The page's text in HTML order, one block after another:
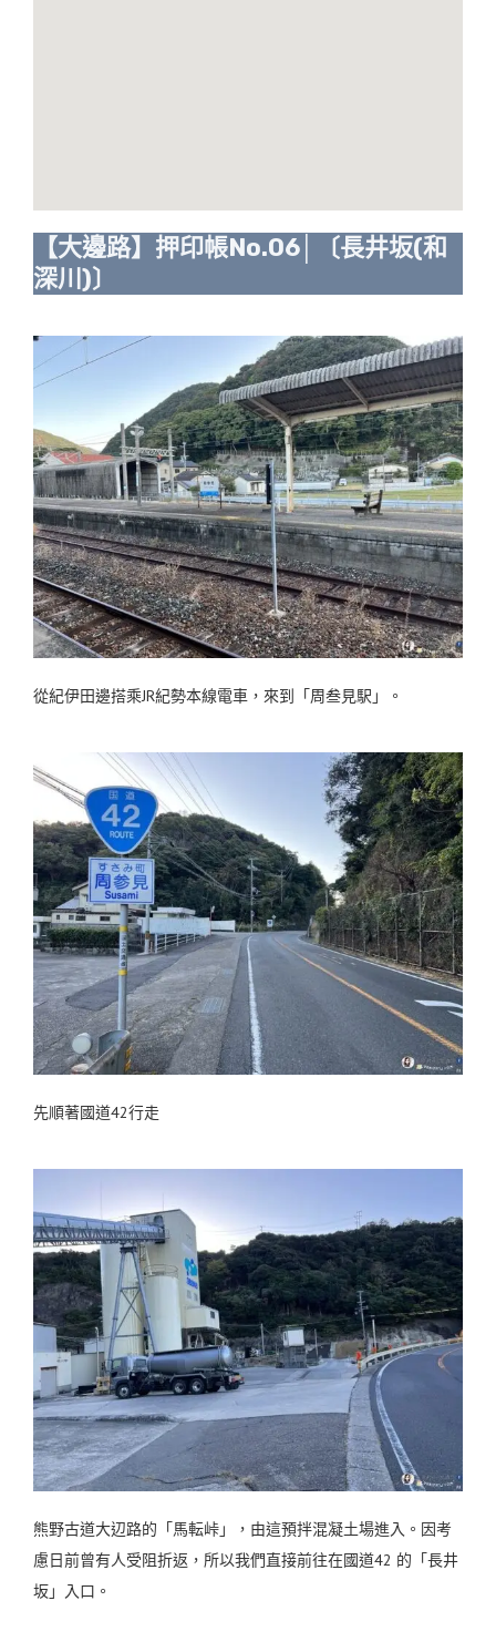
【大邊路】押印帳No.06│〔長井坂(和
深川)〕
從紀伊田邊搭乘JR紀勢本線電車，來到「周叁見駅」。
先順著國道42行走
熊野古道大辺路的「馬転峠」，由這預拌混凝土場進入。因考
慮日前曾有人受阻折返，所以我們直接前往在國道42 的「長井
坂」入口。